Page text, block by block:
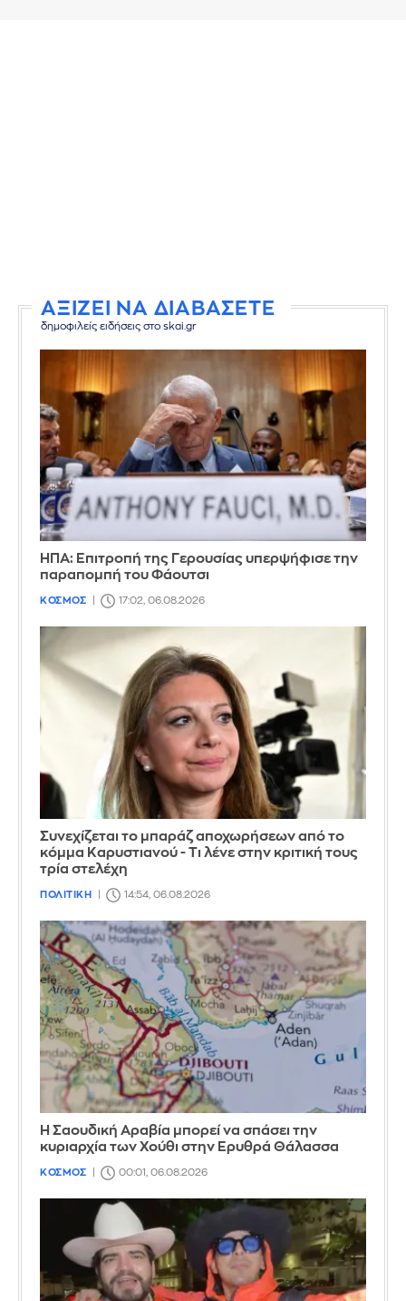
ΑΞΙΖΕΙ ΝΑ ΔΙΑΒΑΣΕΤΕ
δημοφιλείς ειδήσεις στο skai.gr
ΗΠΑ: Επιτροπή της Γερουσίας υπερψήφισε την
παραπομπή του Φάουτσι
ΚΟΣΜΟΣ 17:02, 06.08.2026
Συνεχίζεται το μπαράζ αποχωρήσεων από το
κόμμα Καρυστιανού - Τι λένε στην κριτική τους
τρία στελέχη
ΠΟΛΙΤΙΚΗ 14:54, 06.08.2026
Η Σαουδική Αραβία μπορεί να σπάσει την
κυριαρχία των Χούθι στην Ερυθρά Θάλασσα
ΚΟΣΜΟΣ 00:01, 06.08.2026